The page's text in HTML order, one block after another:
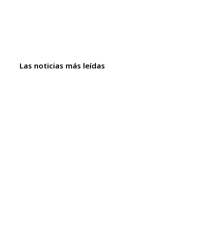
Las noticias más leídas